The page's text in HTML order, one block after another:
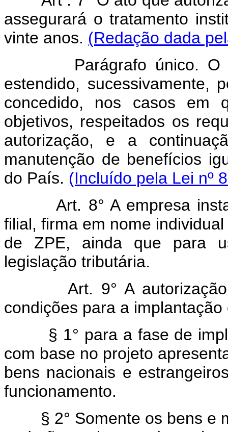
assegurará o tratamento
vinte anos. (Redação dada
Parágrafo único.
estendido, sucessivamente,
concedido, nos casos em
objetivos, respeitados os
autorização, e a
manutenção de benefícios
do País. (Incluído pela Lei nº
Art. 8° A empresa
filial, firma em nome
de ZPE, ainda que para
legislação tributária.
Art. 9° A autorização
condições para a
§ 1° para a fase de
com base no projeto
bens nacionais e
funcionamento.
§ 2° Somente os bens e